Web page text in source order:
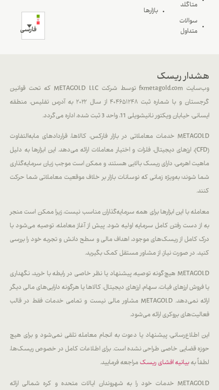
متاگلد
سوالات
متداول
بازارها
فارسی
هشدار ریسک
وب‌سایت fxmetagold.com توسط شرکت METAGOLD LLC که تحت قوانین
گرجستان و با شماره ثبت ۴۰۴۶۵۱۲۴۸ از سال ۲۰۲۲ به آدرس تفلیس، منطقه
ایسانی، خیابان ویکتور نانیشویلی 11، واحد 3 ثبت شده، اداره می‌گردد.
METAGOLD خدمات معاملاتی در بازار فارکس، کالاها، قراردادهای مابه‌التفاوت
(CFD)، ارزهای دیجیتال، فلزات و اختیار معاملات ارائه می‌دهد. این ابزارها به دلیل
ماهیت اهرمی، دارای ریسک بالایی هستند و ممکن است موجب زیان سرمایه‌گذاری
شما شوند؛ به‌ویژه زمانی که نوسانات بازار بر خلاف موقعیت معاملاتی شما حرکت
کنند.
معامله با این ابزارها برای همه سرمایه‌گذاران مناسب نیست، زیرا ممکن است منجر
به از دست رفتن کامل سرمایه اولیه شود. پیش از آغاز معامله، توصیه می‌شود با
درک کامل از ریسک‌های موجود، اهداف مالی و سطح دانش و تجربه خود را بررسی
کنید. در صورت نیاز، از مشاور مستقل کمک بگیرید.
METAGOLD هیچ‌گونه توصیه، پیشنهاد یا نظر خاصی در رابطه با خرید، نگهداری
یا فروش ارزهای فیات، سهام، ارزهای دیجیتال، کالاها یا هرگونه دارایی‌های مالی دیگر
ارائه نمی‌دهد. METAGOLD مشاور مالی نیست و تمامی خدمات فقط در قالب
فعالیت‌های بروکری ارائه می‌شود.
این اطلاع‌رسانی، پیشنهاد یا دعوت به انجام معامله تلقی نمی‌شود و برای هیچ
حوزه قضایی خاصی طراحی نشده است. برای اطلاعات کامل در خصوص ریسک‌ها،
لطفاً بهبیانیه افشای ریسک مراجعه فرمایید.
METAGOLD خدمات خود را به شهروندان ایالات متحده و کره شمالی ارائه